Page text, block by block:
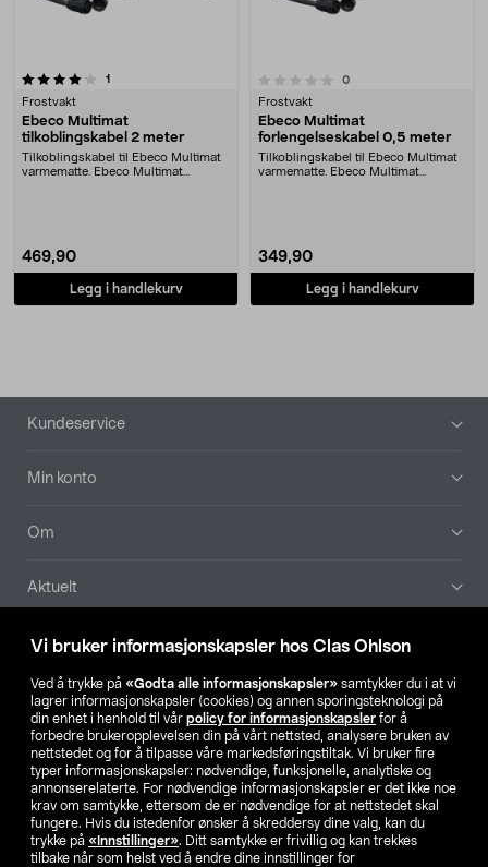
Vi bruker informasjonskapsler hos Clas Ohlson
Ved å trykke på «Godta alle informasjonskapsler» samtykker du i at vi
lagrer informasjonskapsler (cookies) og annen sporingsteknologi på
din enhet i henhold til vår policy for informasjonskapsler for å
forbedre brukeropplevelsen din på vårt nettsted, analysere bruken av
nettstedet og for å tilpasse våre markedsføringstiltak. Vi bruker fire
typer informasjonskapsler: nødvendige, funksjonelle, analytiske og
annonserelaterte. For nødvendige informasjonskapsler er det ikke noe
krav om samtykke, ettersom de er nødvendige for at nettstedet skal
fungere. Hvis du istedenfor ønsker å skreddersy dine valg, kan du
trykke på «Innstillinger». Ditt samtykke er frivillig og kan trekkes
tilbake når som helst ved å endre dine innstillinger for
1
Frostvakt
Ebeco Multimat
tilkoblingskabel 2 meter
Tilkoblingskabel til Ebeco Multimat
varmematte. Ebeco Multimat
469,90
Legg i handlekurv
0.0 av 5 stjerner 0anmeldelser
Frostvakt
Ebeco Multimat
forlengelseskabel 0,5 meter
Tilkoblingskabel til Ebeco Multimat
varmematte. Ebeco Multimat
349,90
Legg i handlekurv
Bunntekst
Kundeservice
Min konto
Om
Aktuelt
Våre selskaper
Finn din butikk
SE NO FI